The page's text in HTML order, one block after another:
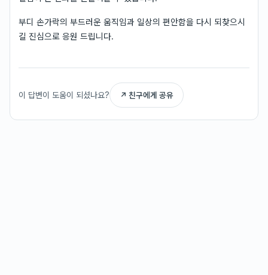
부디 손가락의 부드러운 움직임과 일상의 편안함을 다시 되찾으시
길 진심으로 응원 드립니다.
이 답변이 도움이 되셨나요? ↗ 친구에게 공유